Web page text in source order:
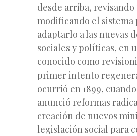
desde arriba, revisando
modificando el sistema
adaptarlo a las nuevas
sociales y políticas, en
conocido como
primer intento
ocurrió en 1899,
anunció reformas
creación de nuevos
legislación social para